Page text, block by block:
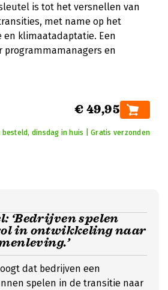
is tot het versnellen van
met name op het
en klimaatadaptatie. Een
programmamanagers en
€ 49,95
dinsdag in huis | Gratis verzonden
‘Bedrijven spelen
in ontwikkeling naar
dat bedrijven een
spelen in de transitie naar